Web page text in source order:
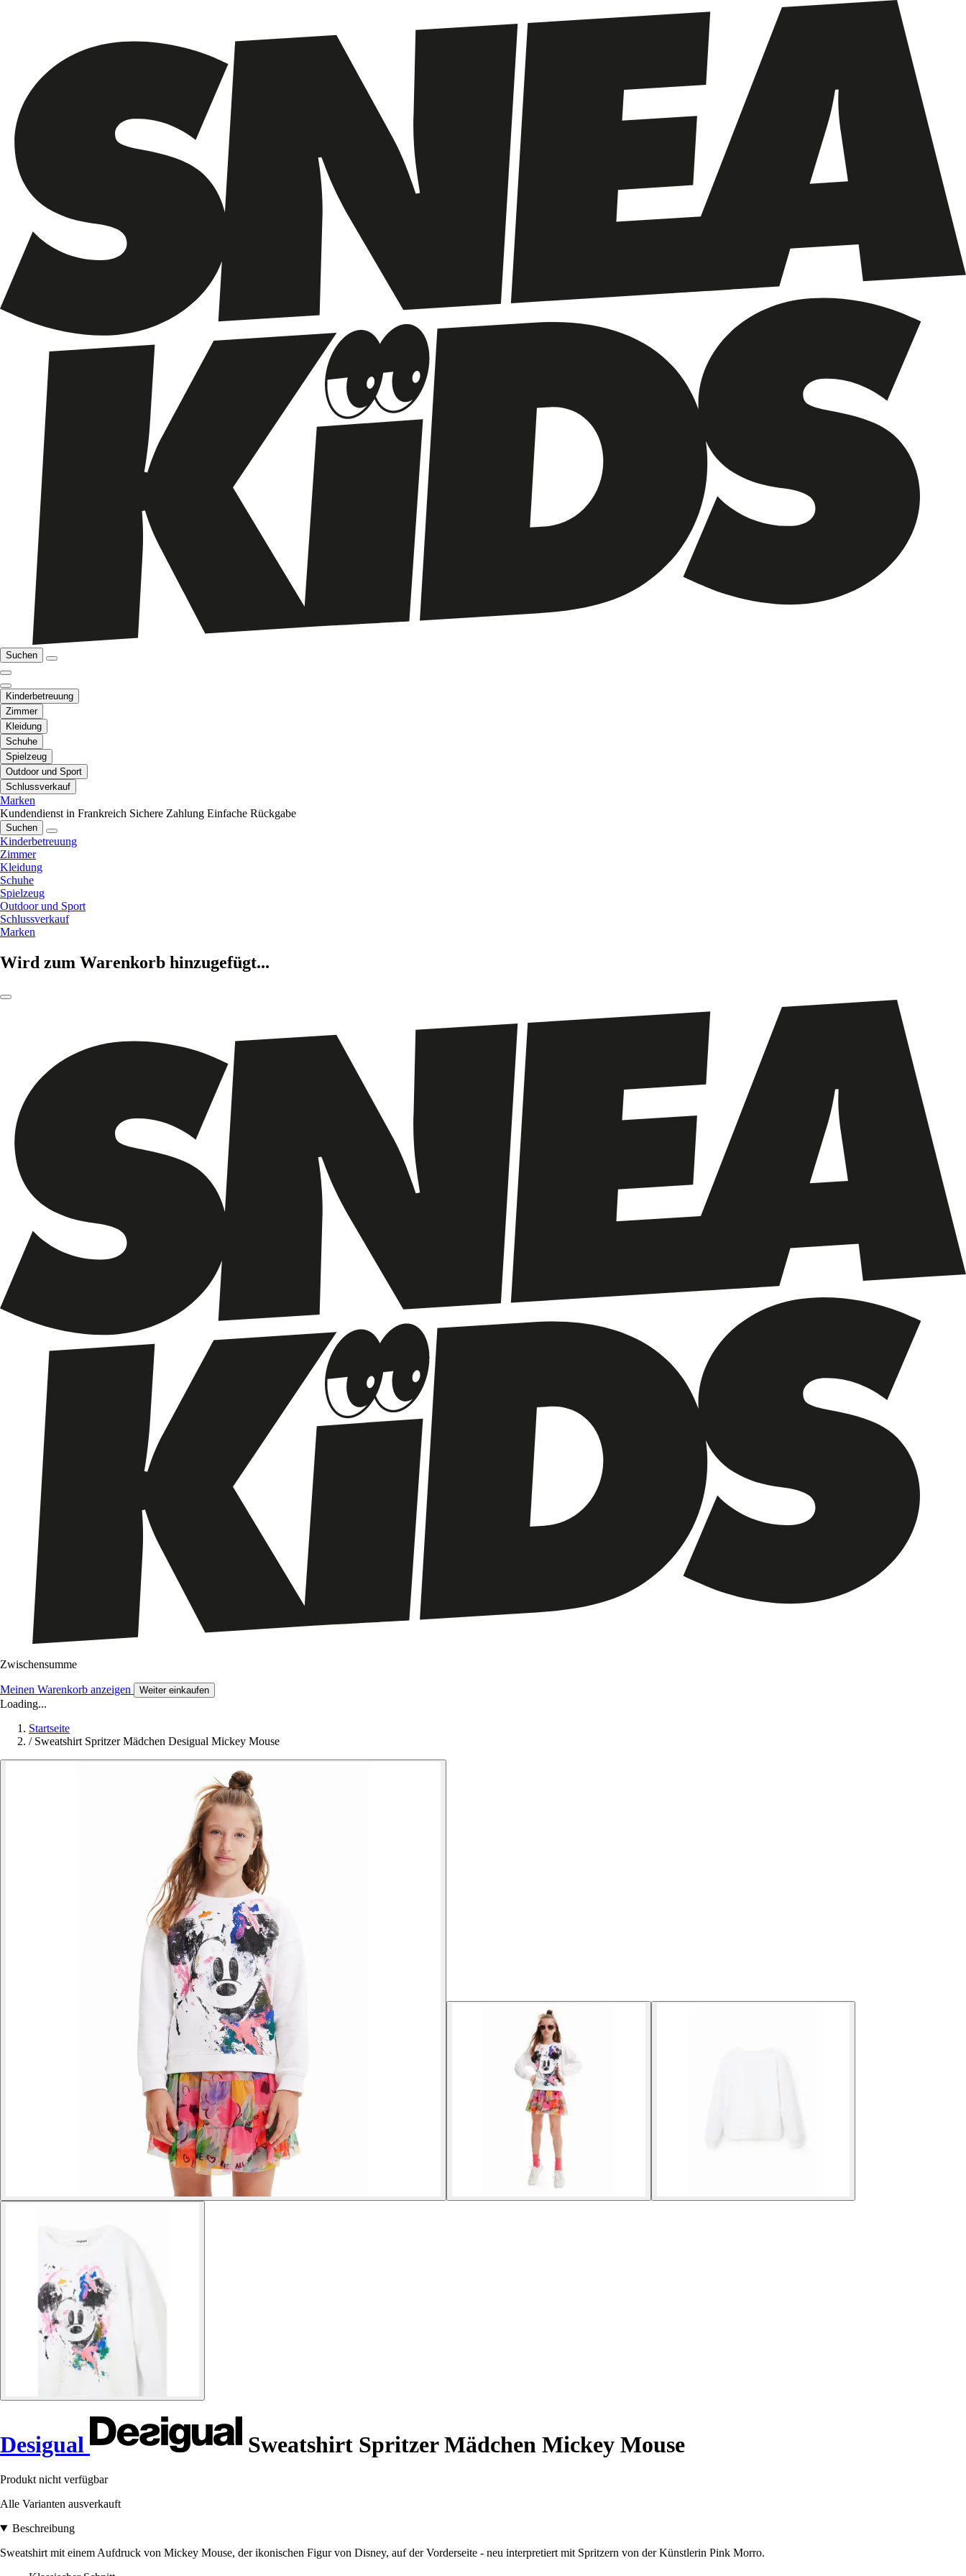
Suchen
Kinderbetreuung
Zimmer
Kleidung
Schuhe
Spielzeug
Outdoor und Sport
Schlussverkauf
Marken
Kundendienst in Frankreich Sichere Zahlung Einfache Rückgabe
Suchen
Kinderbetreuung
Zimmer
Kleidung
Schuhe
Spielzeug
Outdoor und Sport
Schlussverkauf
Marken
Wird zum Warenkorb hinzugefügt...
Zwischensumme
Meinen Warenkorb anzeigen Weiter einkaufen
Loading...
Startseite
/ Sweatshirt Spritzer Mädchen Desigual Mickey Mouse
Desigual Sweatshirt Spritzer Mädchen Mickey Mouse
Produkt nicht verfügbar
Alle Varianten ausverkauft
Beschreibung
Sweatshirt mit einem Aufdruck von Mickey Mouse, der ikonischen Figur von Disney, auf der Vorderseite - neu interpretiert mit Spritzern von der Künstlerin Pink Morro.